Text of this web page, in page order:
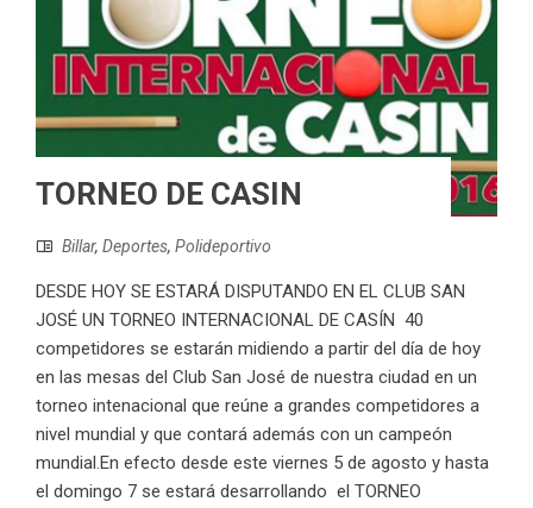
TORNEO DE CASIN
Billar, Deportes, Polideportivo
DESDE HOY SE ESTARÁ DISPUTANDO EN EL CLUB SAN
JOSÉ UN TORNEO INTERNACIONAL DE CASÍN 40
competidores se estarán midiendo a partir del día de hoy
en las mesas del Club San José de nuestra ciudad en un
torneo intenacional que reúne a grandes competidores a
nivel mundial y que contará además con un campeón
mundial.En efecto desde este viernes 5 de agosto y hasta
el domingo 7 se estará desarrollando el TORNEO